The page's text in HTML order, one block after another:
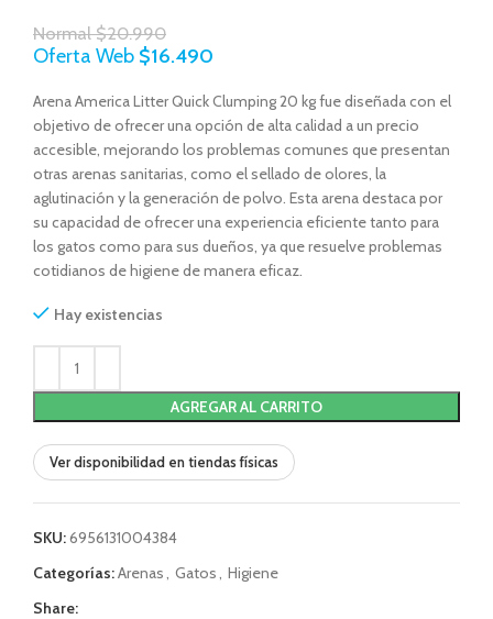
Normal$20.990
Oferta Web $16.490
Arena America Litter Quick Clumping 20 kg fue diseñada con el
objetivo de ofrecer una opción de alta calidad a un precio
accesible, mejorando los problemas comunes que presentan
otras arenas sanitarias, como el sellado de olores, la
aglutinación y la generación de polvo. Esta arena destaca por
su capacidad de ofrecer una experiencia eficiente tanto para
los gatos como para sus dueños, ya que resuelve problemas
cotidianos de higiene de manera eficaz.
Hay existencias
AGREGAR AL CARRITO
Ver disponibilidad en tiendas físicas
SKU:6956131004384
Categorías:Arenas, Gatos, Higiene
Share: